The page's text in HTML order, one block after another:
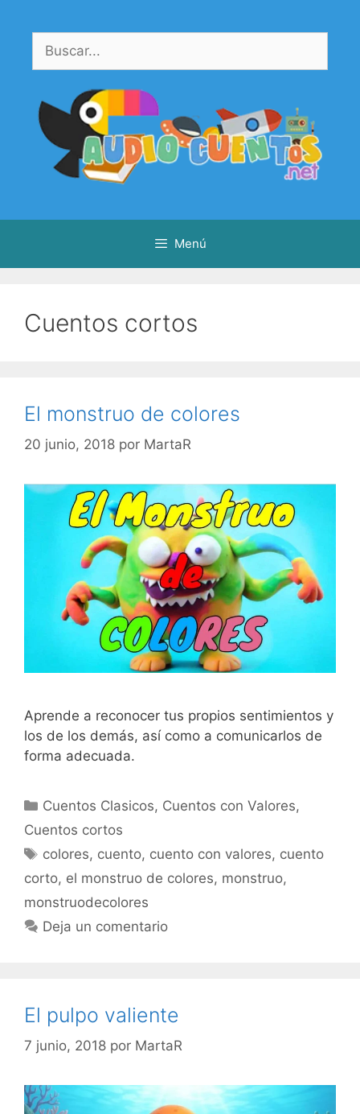
contenido
Buscar:
Menú
Cuentos cortos
El monstruo de colores
20 junio, 2018 por MartaR
Aprende a reconocer tus propios sentimientos y
los de los demás, así como a comunicarlos de
forma adecuada.
Categorías
Cuentos Clasicos, Cuentos con Valores,
Cuentos cortos
Etiquetas
colores, cuento, cuento con valores, cuento
corto, el monstruo de colores, monstruo,
monstruodecolores
Deja un comentario
El pulpo valiente
7 junio, 2018 por MartaR